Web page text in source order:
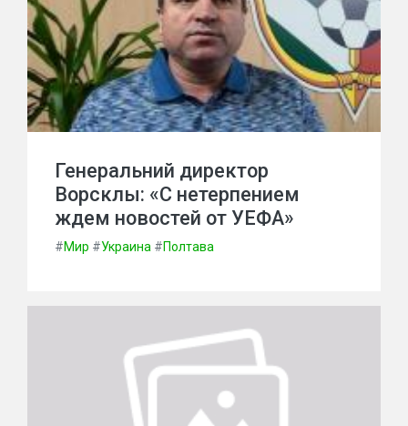
Генеральний директор
Ворсклы: «С нетерпением
ждем новостей от УЕФА»
#Мир #Украина #Полтава